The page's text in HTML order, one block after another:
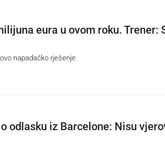
eura u ovom roku. Trener:
napadačko rješenje.
odlasku iz Barcelone: Nisu